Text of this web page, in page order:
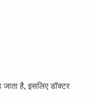
है, इसलिए डॉक्टर